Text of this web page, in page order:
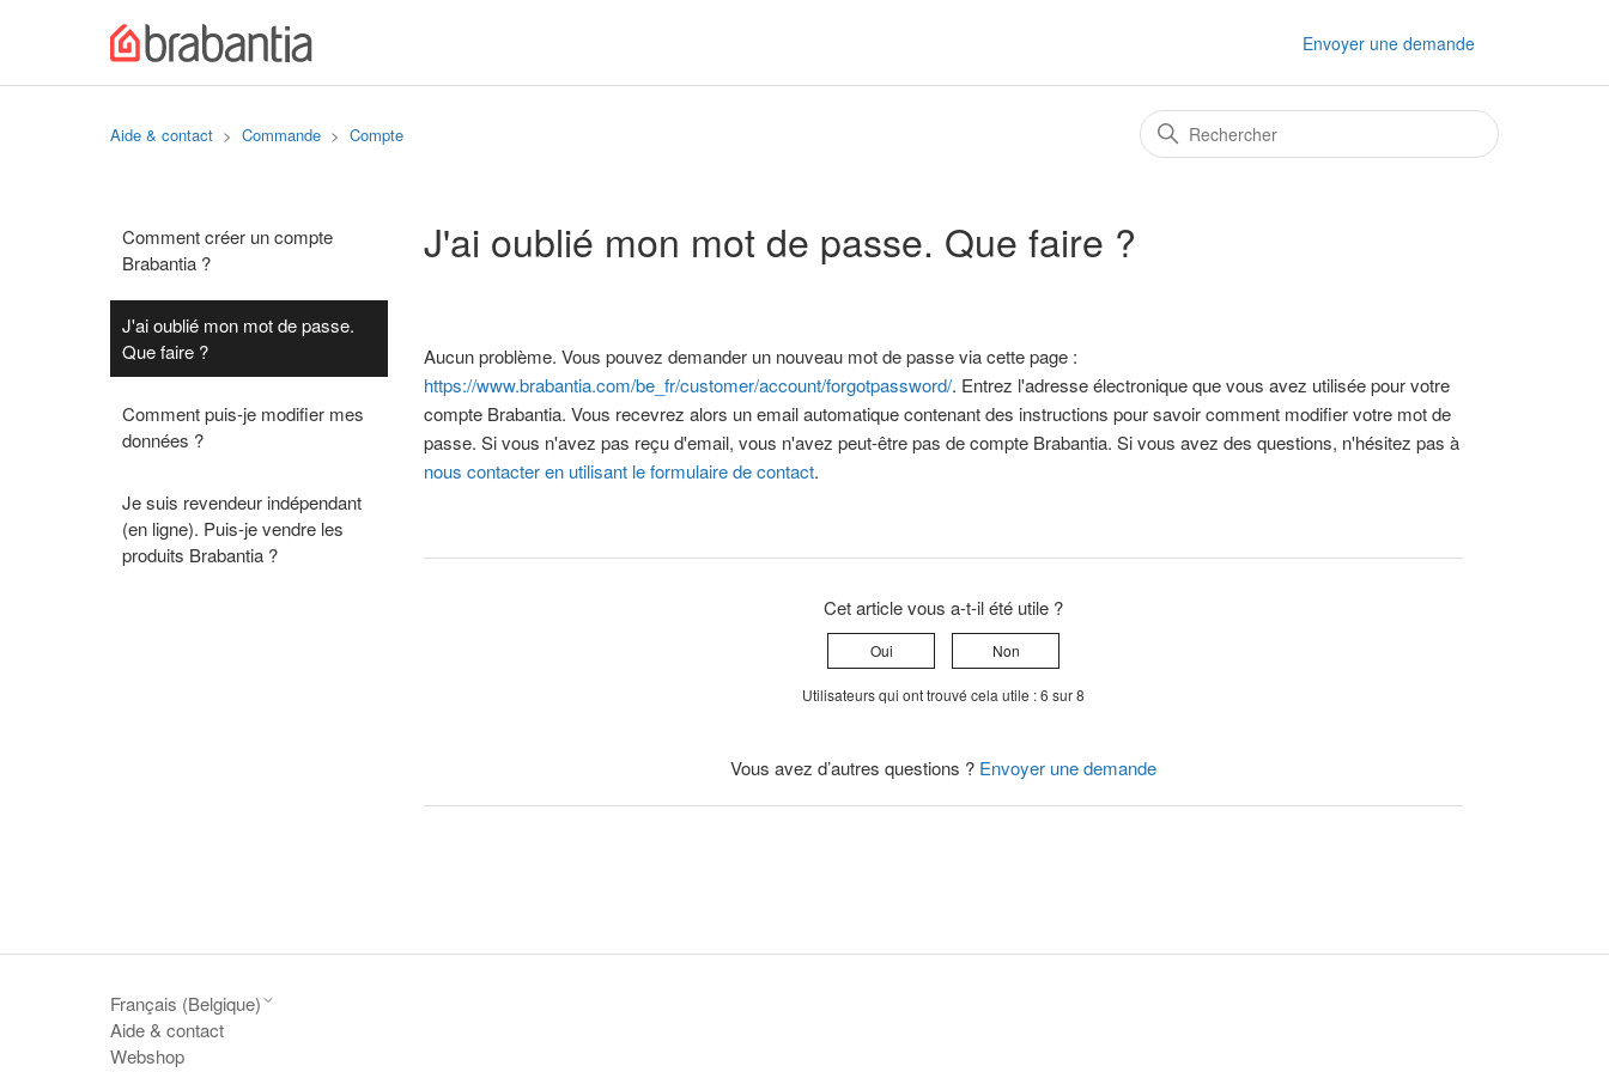
Envoyer une demande
Aide & contact Commande Compte
Comment créer un compte
Brabantia ?
J'ai oublié mon mot de passe.
Que faire ?
Comment puis-je modifier mes
données ?
Je suis revendeur indépendant
(en ligne). Puis-je vendre les
produits Brabantia ?
J'ai oublié mon mot de passe. Que faire ?
Aucun problème. Vous pouvez demander un nouveau mot de passe via cette page :
https://www.brabantia.com/be_fr/customer/account/forgotpassword/. Entrez l'adresse électronique que vous avez utilisée pour votre
compte Brabantia. Vous recevrez alors un email automatique contenant des instructions pour savoir comment modifier votre mot de
passe. Si vous n'avez pas reçu d'email, vous n'avez peut-être pas de compte Brabantia. Si vous avez des questions, n'hésitez pas à
nous contacter en utilisant le formulaire de contact.
Cet article vous a-t-il été utile ?
Oui Non
Utilisateurs qui ont trouvé cela utile : 6 sur 8
Vous avez d’autres questions ? Envoyer une demande
Français (Belgique)
Aide & contact
Webshop